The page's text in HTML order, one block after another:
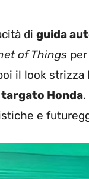
di guida
of Things
il look strizza
targato Honda
e